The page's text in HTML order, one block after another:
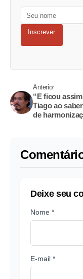
Inscrever
Anterior
“E ficou
Tiago ao
de
Deixe seu
Nome *
E-mail *